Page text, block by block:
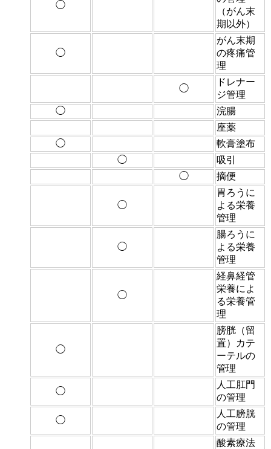
◯
（がん末
期以外）
◯
がん末期
の疼痛管
理
◯
ドレナー
ジ管理
◯
浣腸
座薬
◯
軟膏塗布
◯
吸引
◯
摘便
◯
胃ろうに
よる栄養
管理
◯
腸ろうに
よる栄養
管理
◯
経鼻経管
栄養によ
る栄養管
理
◯
膀胱（留
置）カテ
ーテルの
管理
◯
人工肛門
の管理
◯
人工膀胱
の管理
酸素療法